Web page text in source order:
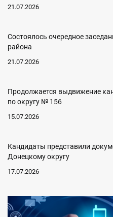
21.07.2026
Состоялось очередное
района
21.07.2026
Продолжается выдвижение
по округу № 156
15.07.2026
Кандидаты представили
Донецкому округу
17.07.2026